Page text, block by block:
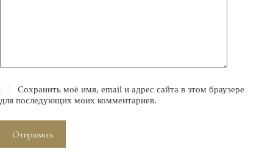
Сохранить моё имя, email и адрес сайта в этом браузере
для последующих моих комментариев.
Отправить